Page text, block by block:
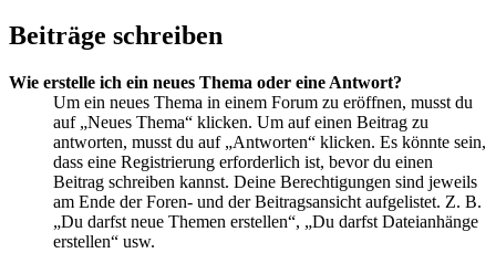
Beiträge schreiben
Wie erstelle ich ein neues Thema oder eine Antwort?
Um ein neues Thema in einem Forum zu eröffnen, musst du
auf „Neues Thema“ klicken. Um auf einen Beitrag zu
antworten, musst du auf „Antworten“ klicken. Es könnte sein,
dass eine Registrierung erforderlich ist, bevor du einen
Beitrag schreiben kannst. Deine Berechtigungen sind jeweils
am Ende der Foren- und der Beitragsansicht aufgelistet. Z. B.
„Du darfst neue Themen erstellen“, „Du darfst Dateianhänge
erstellen“ usw.